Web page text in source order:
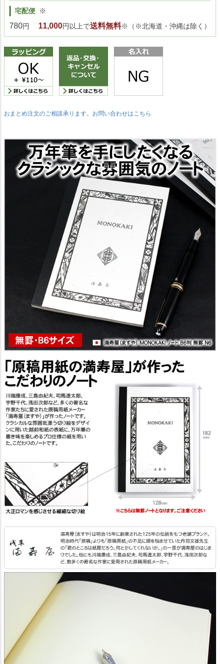
宅配便
780円
※
11,000円以上で送料無料※（※北海道・沖縄は除く）
おまとめ注文のご相談承ります。お問い合わせはこちら